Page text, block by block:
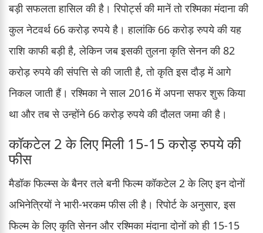
बड़ी सफलता हासिल की है। रिपोर्ट्स की मानें तो रश्मिका मंदाना की
कुल नेटवर्थ 66 करोड़ रुपये है। हालांकि 66 करोड़ रुपये की यह
राशि काफी बड़ी है, लेकिन जब इसकी तुलना कृति सेनन की 82
करोड़ रुपये की संपत्ति से की जाती है, तो कृति इस दौड़ में आगे
निकल जाती हैं। रश्मिका ने साल 2016 में अपना सफर शुरू किया
था और तब से उन्होंने 66 करोड़ रुपये की दौलत जमा की है।
कॉकटेल 2 के लिए मिली 15-15 करोड़ रुपये की
फीस
मैडॉक फिल्म्स के बैनर तले बनी फिल्म कॉकटेल 2 के लिए इन दोनों
अभिनेत्रियों ने भारी-भरकम फीस ली है। रिपोर्ट के अनुसार, इस
फिल्म के लिए कृति सेनन और रश्मिका मंदाना दोनों को ही 15-15